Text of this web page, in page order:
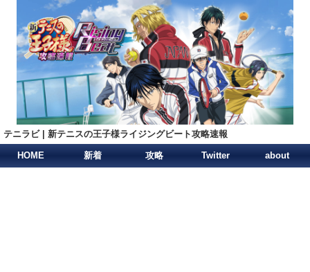
テニラビ | 新テニスの王子様ライジングビート攻略速報
HOME 新着 攻略 Twitter about